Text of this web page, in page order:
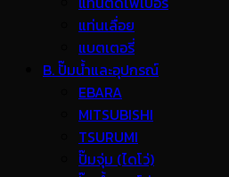
แท่นเลื่อย
แบตเตอรี่
B. ปั๊มน้ำและอุปกรณ์
EBARA
MITSUBISHI
TSURUMI
ปั๊มจุ่ม (ไดโว่)